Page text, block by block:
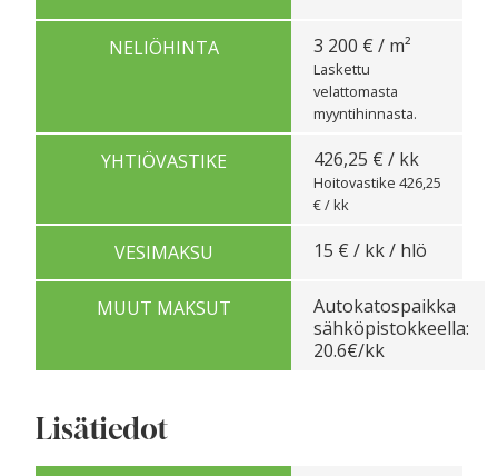
NELIÖHINTA 3 200 € / m²
Laskettu
velattomasta
myyntihinnasta.
YHTIÖVASTIKE 426,25 € / kk
Hoitovastike 426,25
€ / kk
VESIMAKSU 15 € / kk / hlö
MUUT MAKSUT
Autokatospaikka
sähköpistokkeella:
20.6€/kk
Lisätiedot